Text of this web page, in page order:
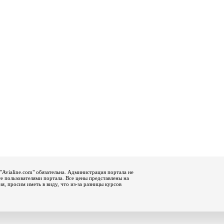
обязательна. Администрация портала не
пользователями портала. Все цены представлены на
просим иметь в виду, что из-за разницы курсов